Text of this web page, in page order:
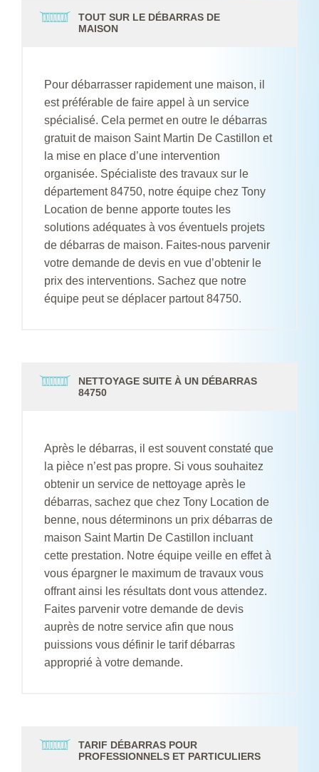
TOUT SUR LE DÉBARRAS DE
MAISON
Pour débarrasser rapidement une maison, il
est préférable de faire appel à un service
spécialisé. Cela permet en outre le débarras
gratuit de maison Saint Martin De Castillon et
la mise en place d’une intervention
organisée. Spécialiste des travaux sur le
département 84750, notre équipe chez Tony
Location de benne apporte toutes les
solutions adéquates à vos éventuels projets
de débarras de maison. Faites-nous parvenir
votre demande de devis en vue d’obtenir le
prix des interventions. Sachez que notre
équipe peut se déplacer partout 84750.
NETTOYAGE SUITE À UN DÉBARRAS
84750
Après le débarras, il est souvent constaté que
la pièce n’est pas propre. Si vous souhaitez
obtenir un service de nettoyage après le
débarras, sachez que chez Tony Location de
benne, nous déterminons un prix débarras de
maison Saint Martin De Castillon incluant
cette prestation. Notre équipe veille en effet à
vous épargner le maximum de travaux vous
offrant ainsi les résultats dont vous attendez.
Faites parvenir votre demande de devis
auprès de notre service afin que nous
puissions vous définir le tarif débarras
approprié à votre demande.
TARIF DÉBARRAS POUR
PROFESSIONNELS ET PARTICULIERS